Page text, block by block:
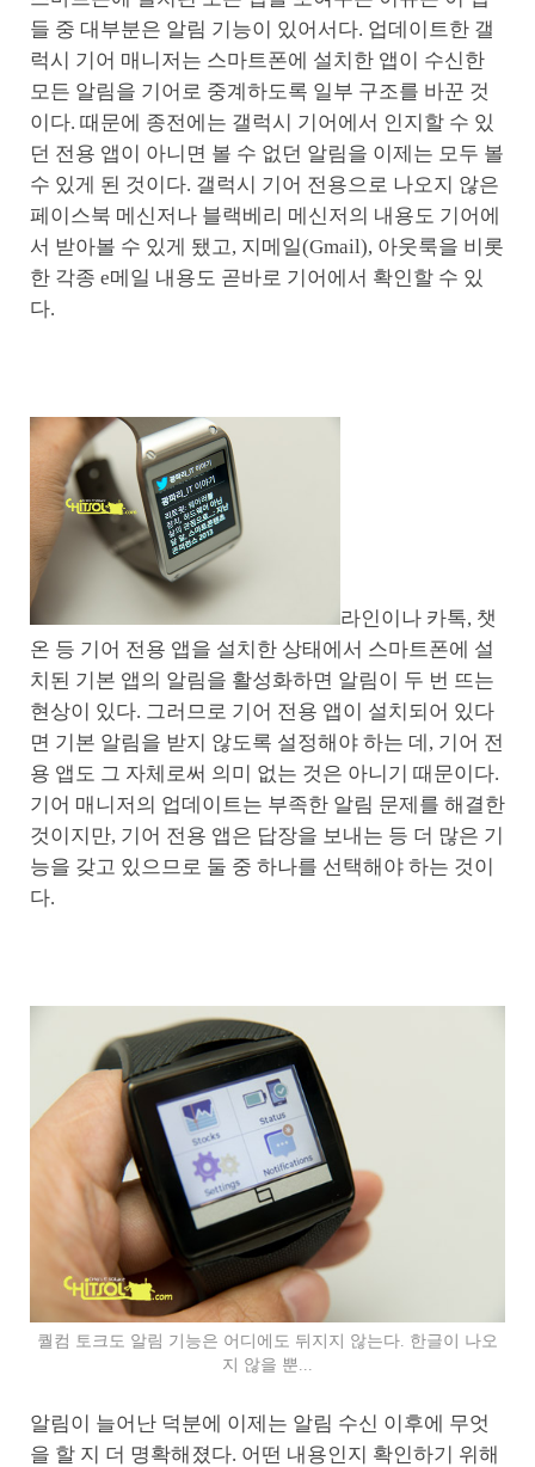
들 중 대부분은 알림 기능이 있어서다. 업데이트한 갤
럭시 기어 매니저는 스마트폰에 설치한 앱이 수신한
모든 알림을 기어로 중계하도록 일부 구조를 바꾼 것
이다. 때문에 종전에는 갤럭시 기어에서 인지할 수 있
던 전용 앱이 아니면 볼 수 없던 알림을 이제는 모두 볼
수 있게 된 것이다. 갤럭시 기어 전용으로 나오지 않은
페이스북 메신저나 블랙베리 메신저의 내용도 기어에
서 받아볼 수 있게 됐고, 지메일(Gmail), 아웃룩을 비롯
한 각종 e메일 내용도 곧바로 기어에서 확인할 수 있
다.
라인이나 카톡, 챗
온 등 기어 전용 앱을 설치한 상태에서 스마트폰에 설
치된 기본 앱의 알림을 활성화하면 알림이 두 번 뜨는
현상이 있다. 그러므로 기어 전용 앱이 설치되어 있다
면 기본 알림을 받지 않도록 설정해야 하는 데, 기어 전
용 앱도 그 자체로써 의미 없는 것은 아니기 때문이다.
기어 매니저의 업데이트는 부족한 알림 문제를 해결한
것이지만, 기어 전용 앱은 답장을 보내는 등 더 많은 기
능을 갖고 있으므로 둘 중 하나를 선택해야 하는 것이
다.
퀄컴 토크도 알림 기능은 어디에도 뒤지지 않는다. 한글이 나오
지 않을 뿐...
알림이 늘어난 덕분에 이제는 알림 수신 이후에 무엇
을 할 지 더 명확해졌다. 어떤 내용인지 확인하기 위해